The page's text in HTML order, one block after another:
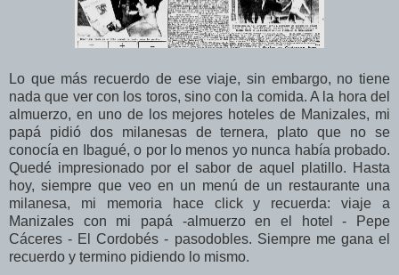
Lo que más recuerdo de ese viaje, sin embargo, no tiene
nada que ver con los toros, sino con la comida. A la hora del
almuerzo, en uno de los mejores hoteles de Manizales, mi
papá pidió dos milanesas de ternera, plato que no se
conocía en Ibagué, o por lo menos yo nunca había probado.
Quedé impresionado por el sabor de aquel platillo. Hasta
hoy, siempre que veo en un menú de un restaurante una
milanesa, mi memoria hace click y recuerda: viaje a
Manizales con mi papá -almuerzo en el hotel - Pepe
Cáceres - El Cordobés - pasodobles. Siempre me gana el
recuerdo y termino pidiendo lo mismo.